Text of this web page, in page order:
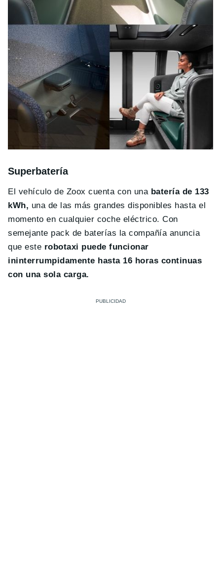
Superbatería
El vehículo de Zoox cuenta con unabatería de 133
kWh, una de las más grandes disponibles hasta el
momento en cualquier coche eléctrico. Con
semejante pack de baterías la compañía anuncia
que este robotaxi puede funcionar
ininterrumpidamente hasta 16 horas continuas
con una sola carga.